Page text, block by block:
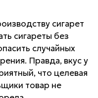
сигарет
сигареты без
случайных
Правда, вкус у
что целевая
товар не